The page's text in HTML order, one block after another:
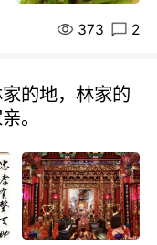
373 2
的地，林家的
。